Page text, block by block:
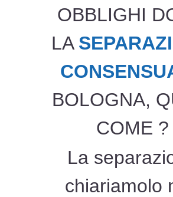
OBBLIGHI
LA
BOLOGNA,
COME ?
La
chiariamolo